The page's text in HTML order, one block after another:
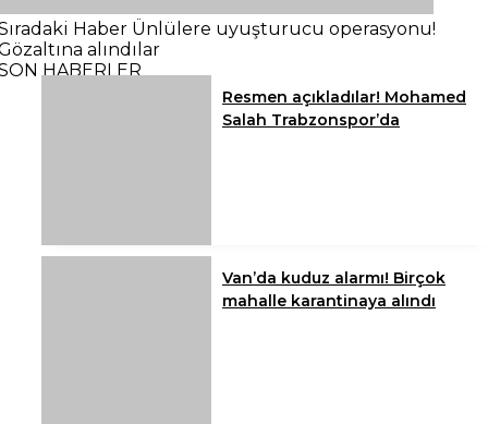
Haber Ünlülere uyuşturucu operasyonu!
alındılar
HABERLER
Resmen açıkladılar! Mohamed
Salah Trabzonspor’da
Van’da kuduz alarmı! Birçok
mahalle karantinaya alındı